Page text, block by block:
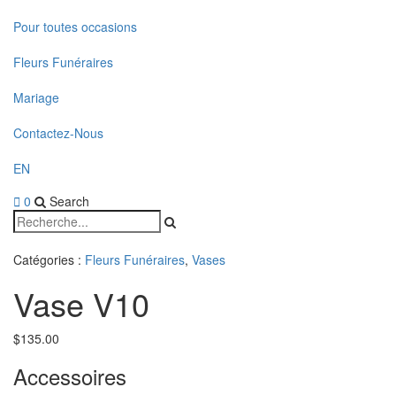
Pour toutes occasions
Fleurs Funéraires
Mariage
Contactez-Nous
EN
0
Search
Catégories : Fleurs Funéraires, Vases
Vase V10
$135.00
Accessoires